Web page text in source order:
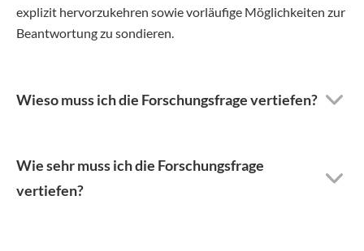
explizit hervorzukehren sowie vorläufige Möglichkeiten zur
Beantwortung zu sondieren.
Wieso muss ich die Forschungsfrage vertiefen?
Wie sehr muss ich die Forschungsfrage
vertiefen?